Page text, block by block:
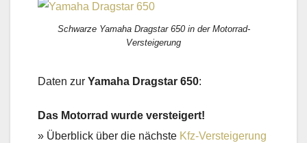
Schwarze Yamaha Dragstar 650 in der Motorrad-
Versteigerung
Daten zur Yamaha Dragstar 650:
Das Motorrad wurde versteigert!
» Überblick über die nächste Kfz-Versteigerung